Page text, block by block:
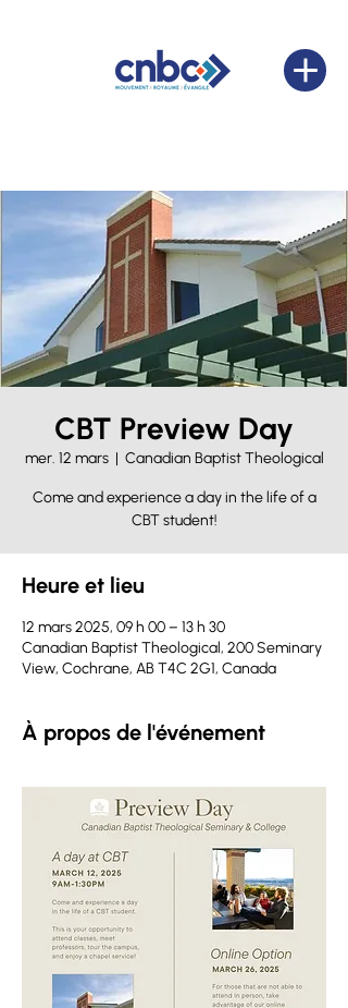
CBT Preview Day
mer. 12 mars
  |
Canadian Baptist Theological
Come and experience a day in the life of a
CBT student!
Heure et lieu
12 mars 2025, 09 h 00 – 13 h 30
Canadian Baptist Theological, 200 Seminary
View, Cochrane, AB T4C 2G1, Canada
À propos de l'événement